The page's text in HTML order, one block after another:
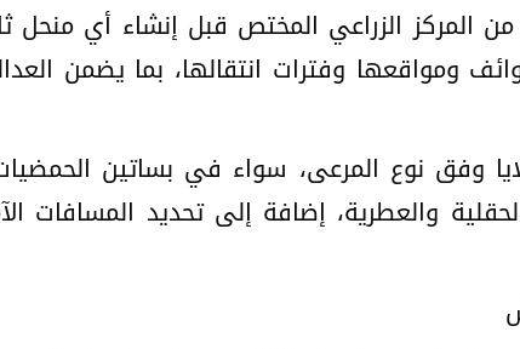
المركز الزراعي المختص قبل إنشاء أي منحل
ومواقعها وفترات انتقالها، بما يضمن
وفق نوع المرعى، سواء في بساتين
والعطرية، إضافة إلى تحديد المسافات